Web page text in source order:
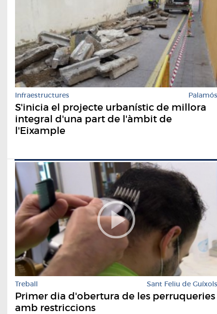
Infraestructures Palamós
S'inicia el projecte urbanístic de millora
integral d'una part de l'àmbit de
l'Eixample
Treball Sant Feliu de Guíxols
Primer dia d'obertura de les perruqueries
amb restriccions